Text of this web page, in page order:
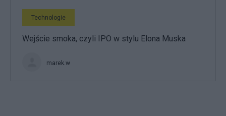
Technologie
Wejście smoka, czyli IPO w stylu Elona Muska
marek.w